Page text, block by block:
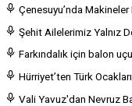
Çenesuyu’nda
Şehit Ailelerimiz Yalnız
Farkındalık için balon
Hürriyet’ten Türk
Vali Yavuz'dan Nevruz